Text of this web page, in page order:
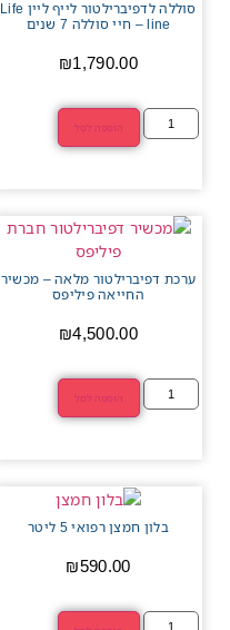
סוללה לדפיברילטור לייף ליין Life
line – חיי סוללה 7 שנים
₪1,790.00
הוספה לסל
ערכת דפיברילטור מלאה – מכשיר
החייאה פיליפס
₪4,500.00
הוספה לסל
בלון חמצן רפואי 5 ליטר
₪590.00